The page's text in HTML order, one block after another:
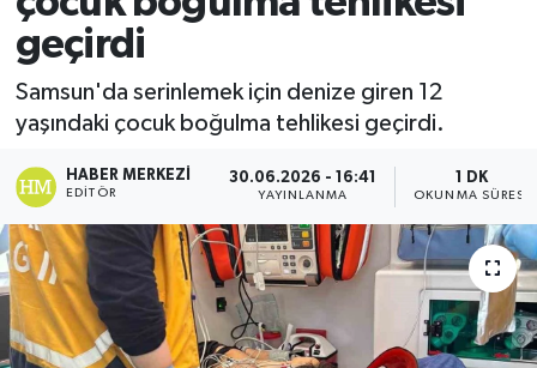
geçirdi
Samsun'da serinlemek için denize giren 12
yaşındaki çocuk boğulma tehlikesi geçirdi.
HABER MERKEZI
EDITÖR
30.06.2026 - 16:41
YAYINLANMA
1 DK
OKUNMA SÜRESI
Ekonomi
Sağlık
Tokat Haber